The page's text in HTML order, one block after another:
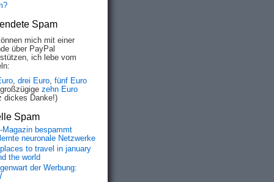
Spam
mich mit einer
über PayPal
ich lebe vom
, drei Euro, fünf Euro
zehn Euro
dickes Danke!)
Spam
Magazin bespammt
neuronale Netzwerke
to travel in january
the world
der Werbung: